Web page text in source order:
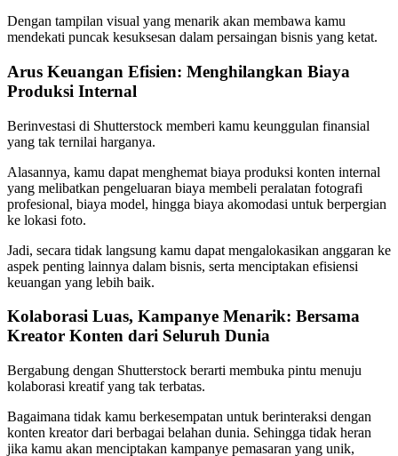
Dengan tampilan visual yang menarik akan membawa kamu
mendekati puncak kesuksesan dalam persaingan bisnis yang ketat.
Arus Keuangan Efisien: Menghilangkan Biaya
Produksi Internal
Berinvestasi di Shutterstock memberi kamu keunggulan finansial
yang tak ternilai harganya.
Alasannya, kamu dapat menghemat biaya produksi konten internal
yang melibatkan pengeluaran biaya membeli peralatan fotografi
profesional, biaya model, hingga biaya akomodasi untuk berpergian
ke lokasi foto.
Jadi, secara tidak langsung kamu dapat mengalokasikan anggaran ke
aspek penting lainnya dalam bisnis, serta menciptakan efisiensi
keuangan yang lebih baik.
Kolaborasi Luas, Kampanye Menarik: Bersama
Kreator Konten dari Seluruh Dunia
Bergabung dengan Shutterstock berarti membuka pintu menuju
kolaborasi kreatif yang tak terbatas.
Bagaimana tidak kamu berkesempatan untuk berinteraksi dengan
konten kreator dari berbagai belahan dunia. Sehingga tidak heran
jika kamu akan menciptakan kampanye pemasaran yang unik,